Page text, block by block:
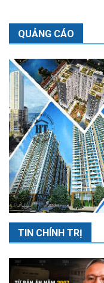
QUẢNG CÁO
TIN CHÍNH TRỊ